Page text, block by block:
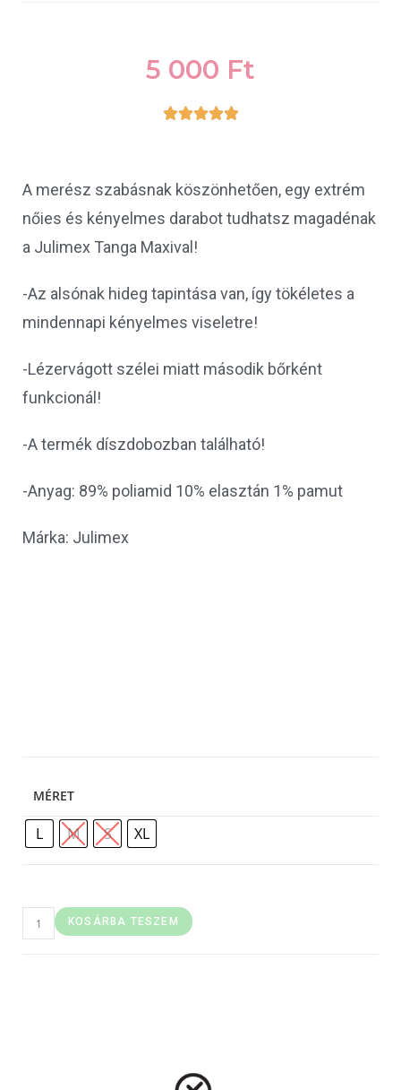
5 000 Ft

A merész szabásnak köszönhetően, egy extrém
nőies és kényelmes darabot tudhatsz magadénak
a Julimex Tanga Maxival!
-Az alsónak hideg tapintása van, így tökéletes a
mindennapi kényelmes viseletre!
-Lézervágott szélei miatt második bőrként
funkcionál!
-A termék díszdobozban található!
-Anyag: 89% poliamid 10% elasztán 1% pamut
Márka: Julimex
MÉRET
L M S XL
KOSÁRBA TESZEM